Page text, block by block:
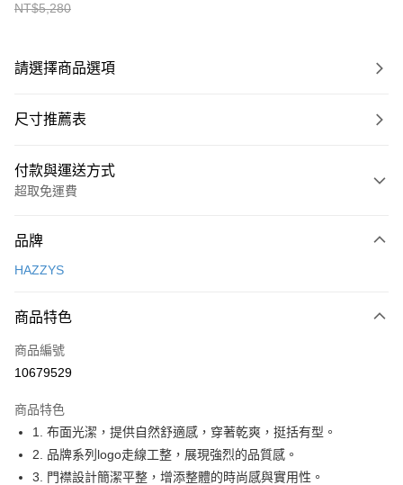
NT$5,280
請選擇商品選項
尺寸推薦表
付款與運送方式
超取免運費
信用卡一次付款
LINE Pay
Apple Pay
悠遊付
大哥付你分期
相關說明
品牌
HAZZYS
商品特色
商品編號
10679529
商品特色
1. 布面光潔，提供自然舒適感，穿著乾爽，挺括有型。
2. 品牌系列logo走線工整，展現強烈的品質感。
3. 門襟設計簡潔平整，增添整體的時尚感與實用性。